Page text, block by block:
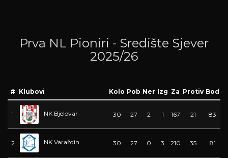
Prva NL Pioniri - Središte Sjever
2025/26
# Klubovi Kolo Pob Ner Izg Za Protiv Bod
1 NK Bjelovar 30 27 2 1 167 21 83
2 NK Varaždin 30 27 0 3 210 35 81